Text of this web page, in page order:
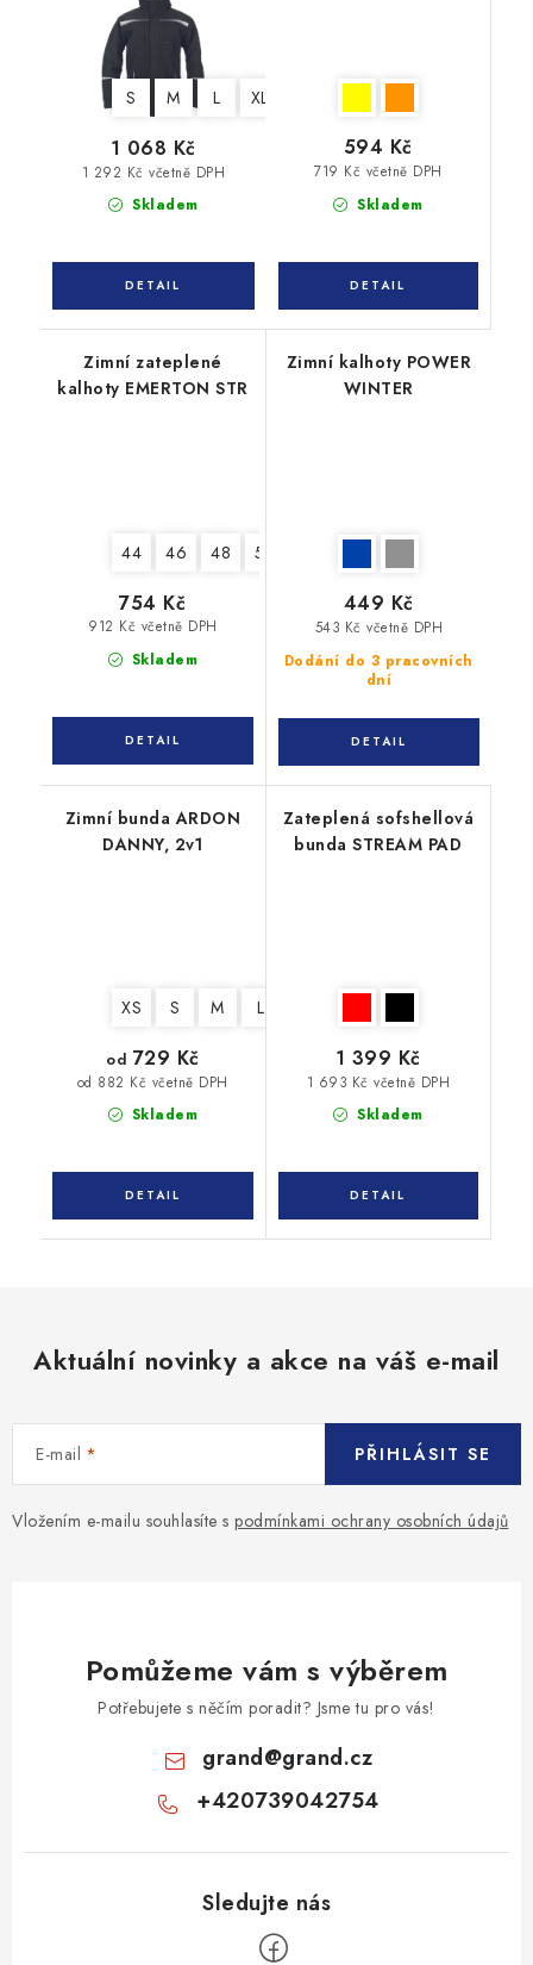
S M L XL
Skladem
1 292 Kč včetně DPH
1 068 Kč
Skladem
719 Kč včetně DPH
594 Kč
Zimní zateplené
kalhoty EMERTON STR
44 46 48 50
Skladem
912 Kč včetně DPH
754 Kč
Zimní kalhoty POWER
WINTER
Dodání do 3 pracovních
dní
543 Kč včetně DPH
449 Kč
Zimní bunda ARDON
DANNY, 2v1
XS S M L
Skladem
od 882 Kč včetně DPH
od 729 Kč
Zateplená sofshellová
bunda STREAM PAD
Skladem
1 693 Kč včetně DPH
1 399 Kč
Aktuální novinky a akce na váš e-mail
E-mail
Vložením e-mailu souhlasíte s podmínkami ochrany osobních údajů
PŘIHLÁSIT SE
Pomůžeme vám s výběrem
Potřebujete s něčím poradit? Jsme tu pro vás!
grand@grand.cz
+420739042754